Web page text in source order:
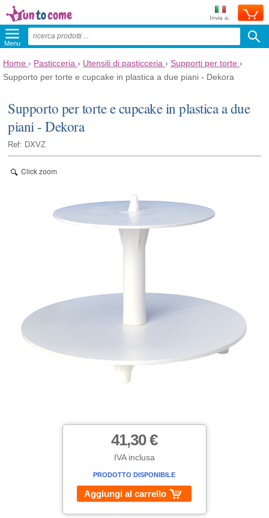
Invia a:
Menu
Home › Pasticceria › Utensili di pasticceria › Supporti per torte ›
Supporto per torte e cupcake in plastica a due piani - Dekora
Supporto per torte e cupcake in plastica a due
piani - Dekora
Ref: DXVZ
Click zoom
41,30 €
IVA inclusa
PRODOTTO DISPONIBILE
Aggiungi al carrello